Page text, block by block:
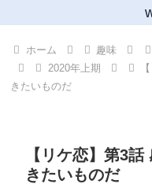
ホーム 趣味
2020年上期
きたいものだ
【リケ恋】第3
きたいものだ